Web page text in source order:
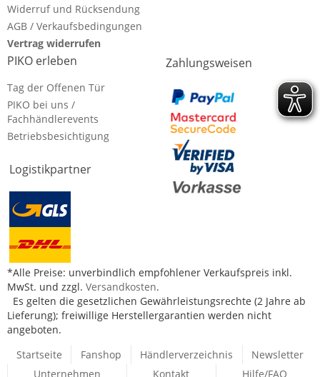
Widerruf und Rücksendung
AGB / Verkaufsbedingungen
Vertrag widerrufen
PIKO erleben
Tag der Offenen Tür
PIKO bei uns /
Fachhändlerevents
Betriebsbesichtigung
Logistikpartner
Zahlungsweisen
*Alle Preise: unverbindlich empfohlener Verkaufspreis inkl.
MwSt. und zzgl. Versandkosten.
Es gelten die gesetzlichen Gewährleistungsrechte (2 Jahre ab
Lieferung); freiwillige Herstellergarantien werden nicht
angeboten.
Startseite
Fanshop Händlerverzeichnis
Newsletter
Unternehmen
Kontakt Hilfe/FAQ